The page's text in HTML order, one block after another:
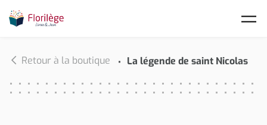
Retour à la boutique La légende de saint Nicolas